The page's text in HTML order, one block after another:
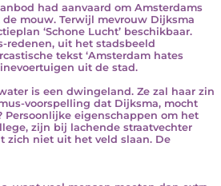
had aanvaard om Amsterdams
mouw. Terwijl mevrouw Dijksma
‘Schone Lucht’ beschikbaar.
redenen, uit het stadsbeeld
tekst ‘Amsterdam hates
uit de stad.
is een dwingeland. Ze zal haar zin
voorspelling dat Dijksma, mocht
Persoonlijke eigenschappen om het
zijn bij lachende straatvechter
zich niet uit het veld slaan. De